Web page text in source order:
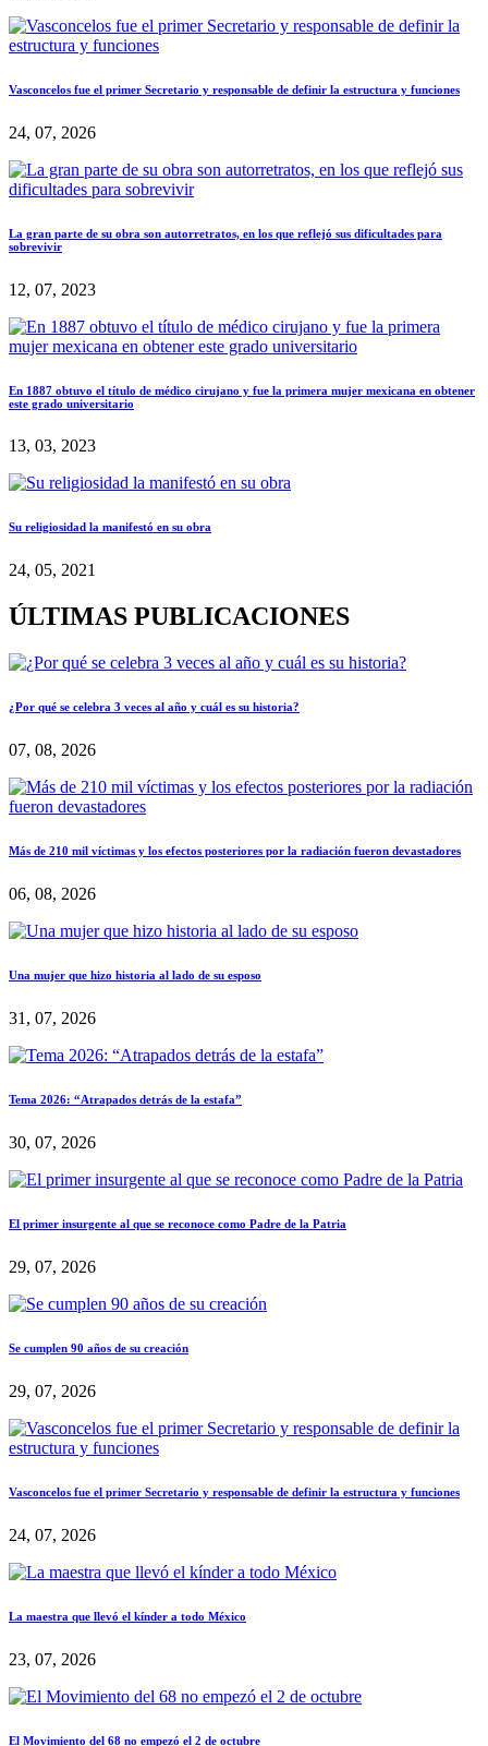
Vasconcelos fue el primer Secretario y responsable de definir la estructura y funciones
24, 07, 2026
La gran parte de su obra son autorretratos, en los que reflejó sus dificultades para
sobrevivir
12, 07, 2023
En 1887 obtuvo el título de médico cirujano y fue la primera mujer mexicana en obtener
este grado universitario
13, 03, 2023
Su religiosidad la manifestó en su obra
24, 05, 2021
ÚLTIMAS PUBLICACIONES
¿Por qué se celebra 3 veces al año y cuál es su historia?
07, 08, 2026
Más de 210 mil víctimas y los efectos posteriores por la radiación fueron devastadores
06, 08, 2026
Una mujer que hizo historia al lado de su esposo
31, 07, 2026
Tema 2026: “Atrapados detrás de la estafa”
30, 07, 2026
El primer insurgente al que se reconoce como Padre de la Patria
29, 07, 2026
Se cumplen 90 años de su creación
29, 07, 2026
Vasconcelos fue el primer Secretario y responsable de definir la estructura y funciones
24, 07, 2026
La maestra que llevó el kínder a todo México
23, 07, 2026
El Movimiento del 68 no empezó el 2 de octubre